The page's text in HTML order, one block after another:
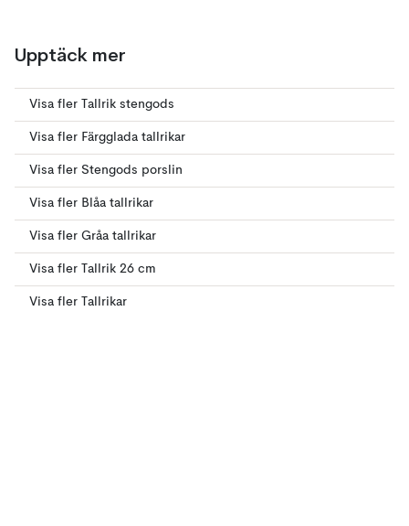
Upptäck mer
Visa fler Tallrik stengods
Visa fler Färgglada tallrikar
Visa fler Stengods porslin
Visa fler Blåa tallrikar
Visa fler Gråa tallrikar
Visa fler Tallrik 26 cm
Visa fler Tallrikar